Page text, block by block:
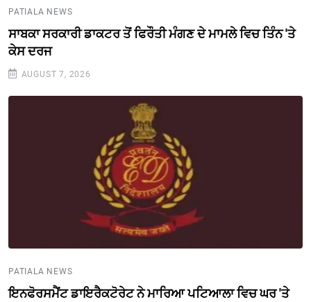
PATIALA NEWS
ਸਾਬਕਾ ਸਰਕਾਰੀ ਡਾਕਟਰ ਤੋਂ ਫਿਰੌਤੀ ਮੰਗਣ ਦੇ ਮਾਮਲੇ ਵਿਚ ਤਿੰਨ 'ਤੇ
ਕੇਸ ਦਰਜ
AUGUST 7, 2026
PATIALA NEWS
ਇਨਫੋਰਸਮੈਂਟ ਡਾਇਰੈਕਟੋਰੇਟ ਨੇ ਮਾਰਿਆ ਪਟਿਆਲਾ ਵਿਚ ਘਰ 'ਤੇ